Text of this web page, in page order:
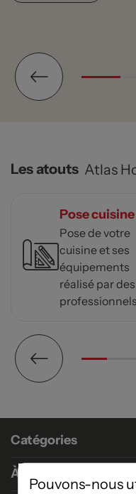
Les atouts Atlas
Pose cuisine
Pose de votre
cuisine et ses
équipements
réalisé par des
professionnels
Catégories
À propos
Pouvons-nous